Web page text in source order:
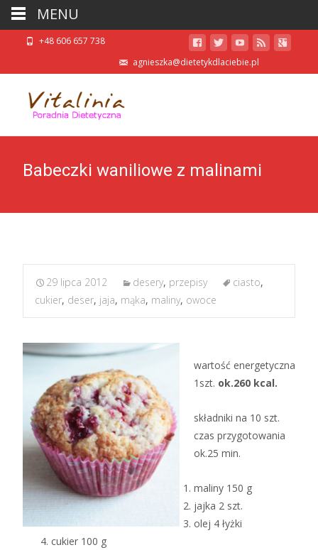
+48 606 657 738
agnieszka@dietetykdlaciebie.pl
Babeczki waniliowe z malinami
29 lipca 2012 desery, przepisy ciasto,
cukier, deser, jaja, mąka, maliny, owoce
wartość energetyczna
1szt. ok.260 kcal.
składniki na 10 szt.
czas przygotowania
ok.25 min.
maliny 150 g
jajka 2 szt.
olej 4 łyżki
cukier 100 g
MENU